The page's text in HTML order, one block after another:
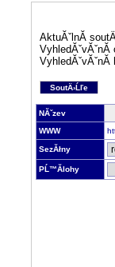
AktuĂˇlnĂ­
VyhledĂˇvĂˇnĂ­
SoutÄ›Ĺľe
NĂˇzev
WWW
SezĂłny
PĹ™Ă­lohy